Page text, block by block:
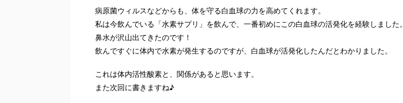
病原菌ウィルスなどからも、体を守る白血球の力を高めてくれます。
私は今飲んでいる「水素サプリ」を飲んで、一番初めにこの白血球の活発化を経験しました。
鼻水が沢山出てきたのです！
飲んですぐに体内で水素が発生するのですが、白血球が活発化したんだとわかりました。
これは体内活性酸素と、関係があると思います。
また次回に書きますね♪